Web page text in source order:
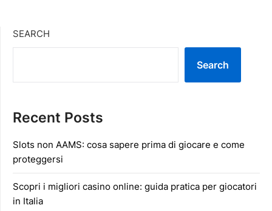
SEARCH
Search
Recent Posts
Slots non AAMS: cosa sapere prima di giocare e come
proteggersi
Scopri i migliori casino online: guida pratica per giocatori
in Italia